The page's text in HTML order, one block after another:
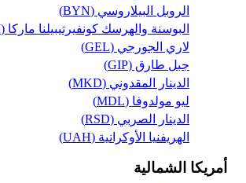
الروبل البيلاروسي (BYN)
البوسنة والهرسك كونفيرتيبيلنا ماركا (BAM)
لاري الجورجي (GEL)
جبل طارق (GIP)
الدينار المقدوني (MKD)
ليو مولدوفا (MDL)
الدينار الصربي (RSD)
الهريفنيا الأوكرانية (UAH)
أمريكا الشمالية